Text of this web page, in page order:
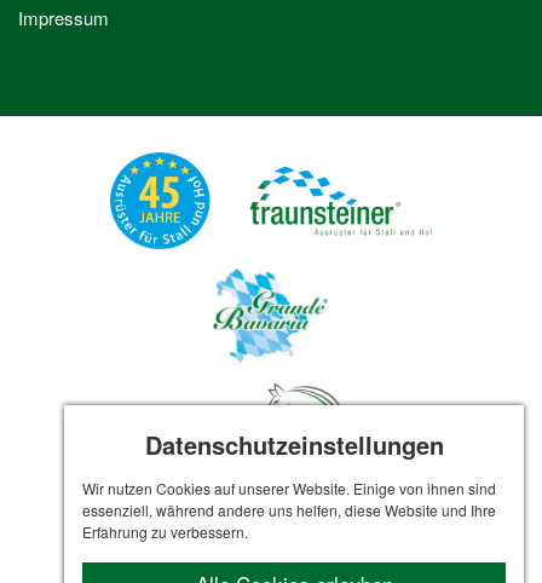
Impressum
Datenschutzeinstellungen
Wir nutzen Cookies auf unserer Website. Einige von ihnen sind
essenziell, während andere uns helfen, diese Website und Ihre
Erfahrung zu verbessern.